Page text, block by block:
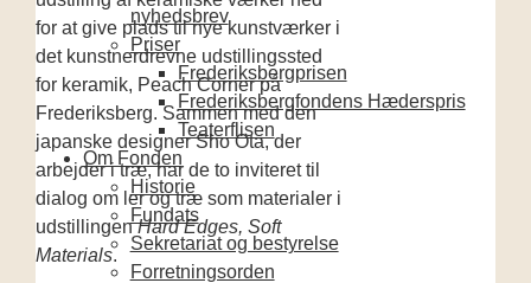
nyhedsbrev
Priser
Frederiksbergprisen
Frederiksbergfondens Hæderspris
Teaterflisen
Om Fonden
Historie
Fundats
Sekretariat og bestyrelse
Forretningsorden
for at give plads til nye kunstværker i
det kunstnerdrevne udstillingssted
for keramik, Peach Corner på
Frederiksberg. Sammen medden
japanske designer Sho Ota, der
arbejder i træ, har de to inviteret til
dialog om ler og træ som materialer i
udstillingenHard Edges, Soft
Materials.